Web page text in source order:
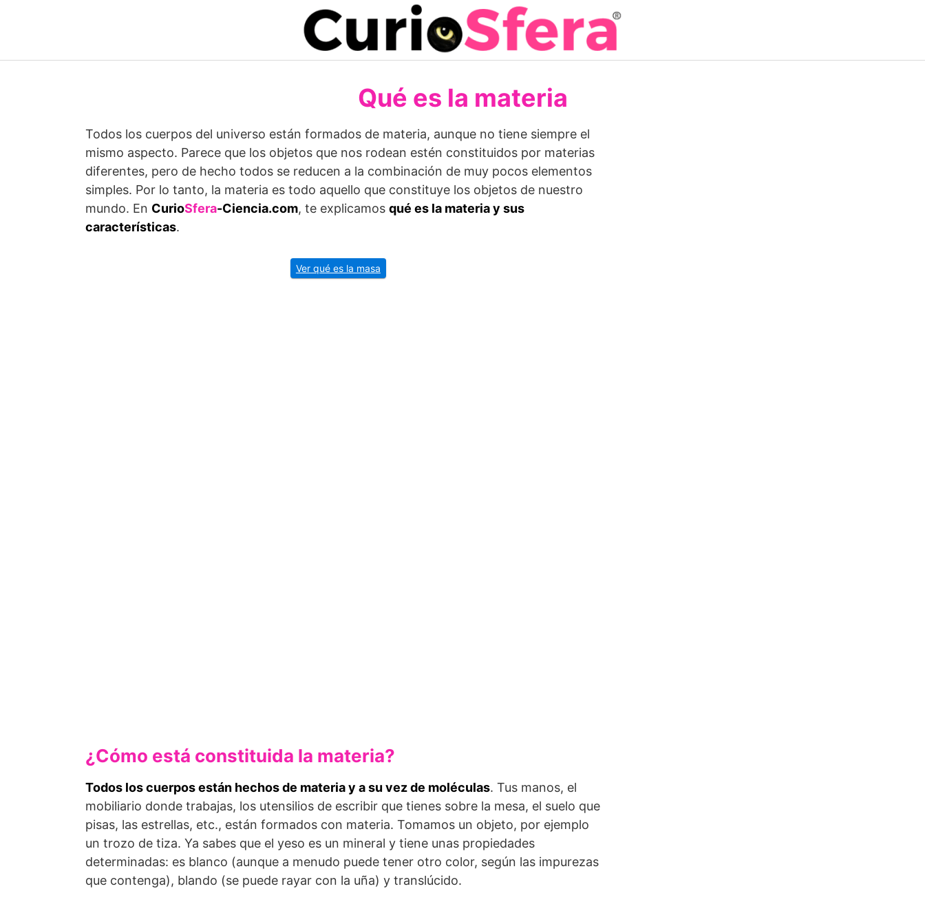
Qué es la materia
Todos los cuerpos del universo están formados de materia, aunque no tiene siempre el
mismo aspecto. Parece que los objetos que nos rodean estén constituidos por materias
diferentes, pero de hecho todos se reducen a la combinación de muy pocos elementos
simples. Por lo tanto, la materia es todo aquello que constituye los objetos de nuestro
mundo. En CurioSfera-Ciencia.com, te explicamos qué es la materia y sus
características.
Ver qué es la masa
¿Cómo está constituida la materia?
Todos los cuerpos están hechos de materia y a su vez de moléculas. Tus manos, el
mobiliario donde trabajas, los utensilios de escribir que tienes sobre la mesa, el suelo que
pisas, las estrellas, etc., están formados con materia. Tomamos un objeto, por ejemplo
un trozo de tiza. Ya sabes que el yeso es un mineral y tiene unas propiedades
determinadas: es blanco (aunque a menudo puede tener otro color, según las impurezas
que contenga), blando (se puede rayar con la uña) y translúcido.